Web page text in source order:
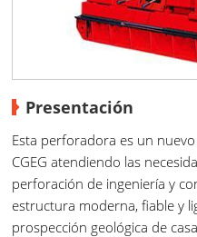
Presentación
Esta perforadora es un
CGEG atendiendo las
perforación de ingeniería y
estructura moderna, fiable y
prospección geológica de